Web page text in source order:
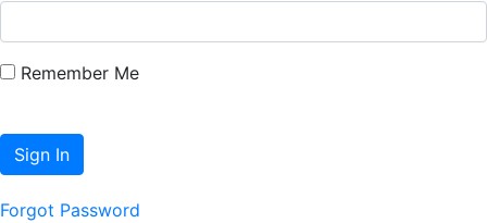
Remember Me
Sign In
Forgot Password